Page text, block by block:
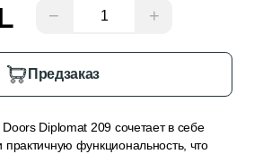
− +
Предзаказ
Diplomat 209 сочетает в себе
практичную функциональность, что